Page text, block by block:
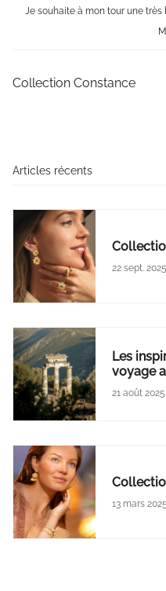
Je souhaite à mon tour une
Collection Constance
Articles récents
22 sept. 2025
Les
voyage
21 août 2025
13 mars 2025